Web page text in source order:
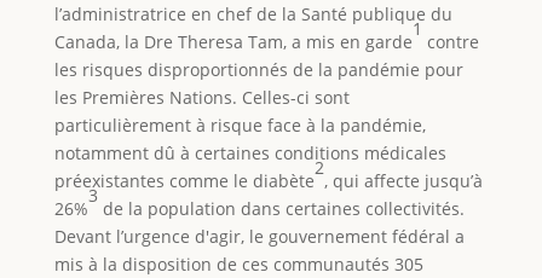
l’administratrice en chef de la Santé publique du
Canada, la Dre Theresa Tam, a mis en garde
1
contre
les risques disproportionnés de la pandémie pour
les Premières Nations. Celles-ci sont
particulièrement à risque face à la pandémie,
notamment dû à certaines conditions médicales
préexistantes comme le diabète
2
, qui affecte jusqu’à
26%
3
de la population dans certaines collectivités.
Devant l’urgence d'agir, le gouvernement fédéral a
mis à la disposition de ces communautés 305